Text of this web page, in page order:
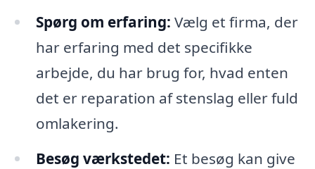
Spørg om erfaring: Vælg et firma, der
har erfaring med det specifikke
arbejde, du har brug for, hvad enten
det er reparation af stenslag eller fuld
omlakering.
Besøg værkstedet: Et besøg kan give